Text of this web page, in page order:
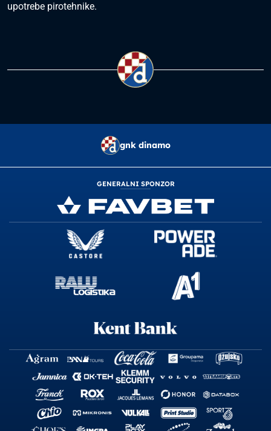
upotrebe pirotehnike.
gnk dinamo
GENERALNI SPONZOR